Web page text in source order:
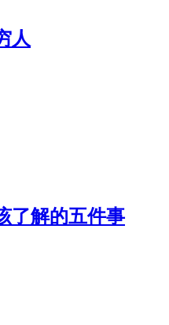
人
了解的五件事